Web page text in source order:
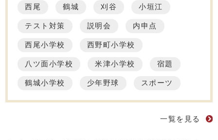
西尾 鶴城 刈谷 小垣江
テスト対策 説明会 内申点
西尾小学校 西野町小学校
八ツ面小学校 米津小学校 宿題
鶴城小学校 少年野球 スポーツ
一覧を見る